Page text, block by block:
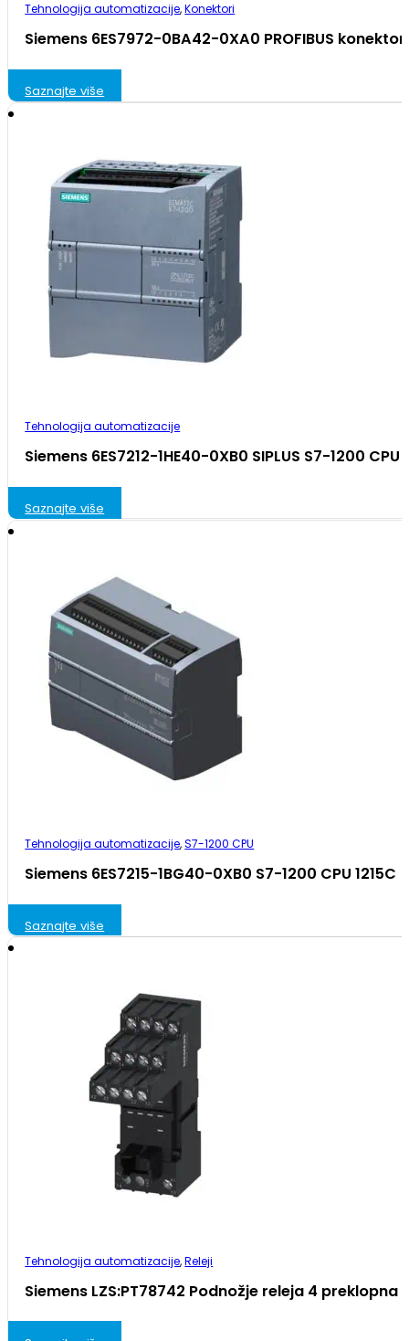
Tehnologija automatizacije,Konektori
Siemens 6ES7972-0BA42-0XA0 PROFIBUS
Saznajte više
Tehnologija automatizacije
Siemens 6ES7212-1HE40-0XB0 SIPLUS S7-1200 CPU
Saznajte više
Tehnologija automatizacije,S7-1200 CPU
Siemens 6ES7215-1BG40-0XB0 S7-1200 CPU 1215C
Saznajte više
Tehnologija automatizacije,Releji
Siemens LZS:PT78742 Podnožje releja 4 preklopna